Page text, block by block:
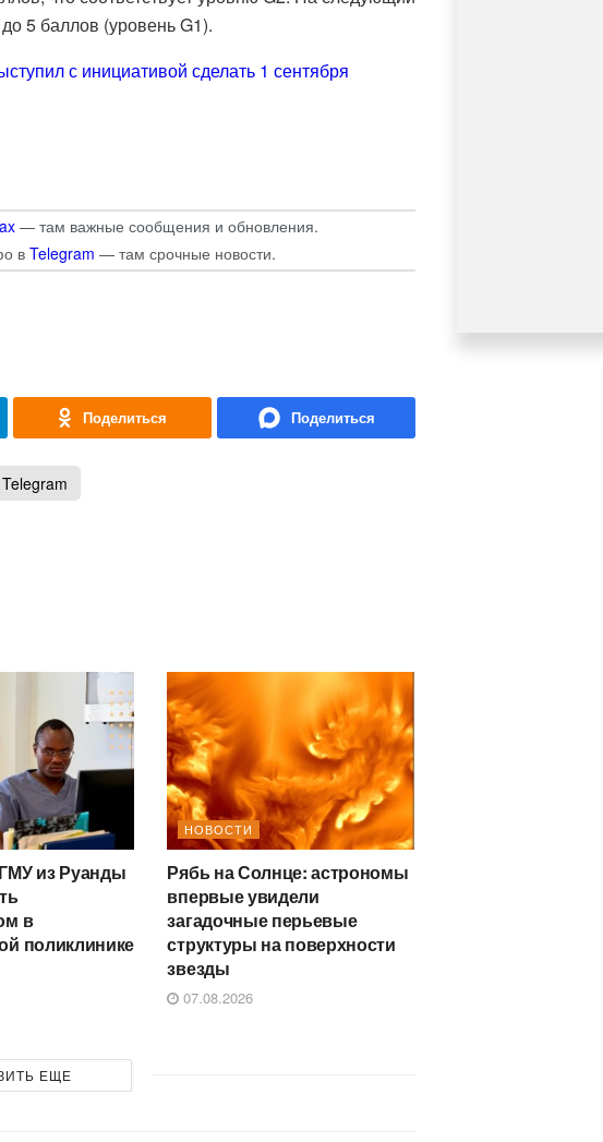
5 баллов (уровень G1).
с инициативой сделать 1 сентября
— там важные сообщения и обновления.
вTelegram — там срочные новости.
из Руанды
в
поликлинике
НОВОСТИ
Рябь на Солнце: астрономы
впервые увидели
загадочные перьевые
структуры на поверхности
звезды
07.08.2026
ЕЩЕ